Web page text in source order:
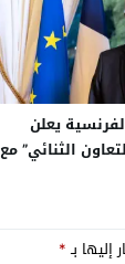
يعلن
الثنائي” مع
إليها بـ*